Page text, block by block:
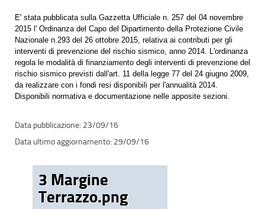
E' stata pubblicata sulla Gazzetta Ufficiale n. 257 del 04 novembre
2015 l' Ordinanza del Capo del Dipartimento della Protezione Civile
Nazionale n.293 del 26 ottobre 2015, relativa ai contributi per gli
interventi di prevenzione del rischio sismico, anno 2014. L'ordinanza
regola le modalità di finanziamento degli interventi di prevenzione del
rischio sismico previsti dall'art. 11 della legge 77 del 24 giugno 2009,
da realizzare con i fondi resi disponibili per l'annualità 2014.
Disponibili normativa e documentazione nelle apposite sezioni.
23/09/16
29/09/16
3 Margine
Terrazzo.png